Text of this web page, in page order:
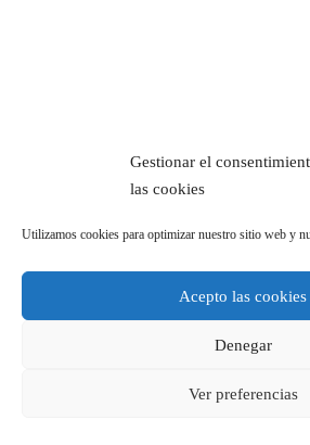
Gestionar el
las cookies
Utilizamos cookies para optimizar nuestro sitio web y
Acepto las cookies
Denegar
Ver preferencias